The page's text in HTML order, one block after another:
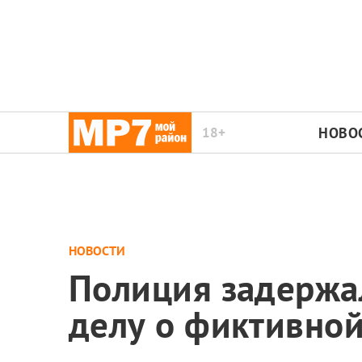
18+
НОВОСТИ
Полиция
делу о